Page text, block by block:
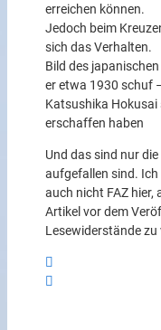
erreichen können.
Jedoch beim
sich das Verhalten.
Bild des
er etwa 1930 schuf
Katsushika Hokusai
erschaffen haben
Und das sind nur
aufgefallen sind.
auch nicht FAZ hier,
Artikel vor dem
Lesewiderstände